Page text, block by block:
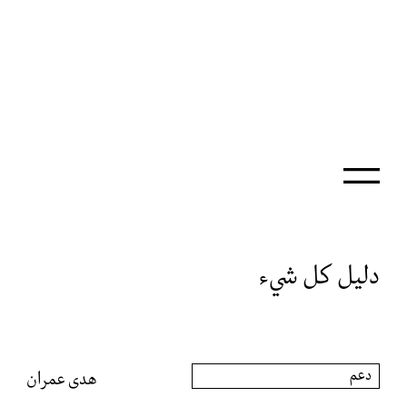
دليل كل شيء
دعم هدى عمران